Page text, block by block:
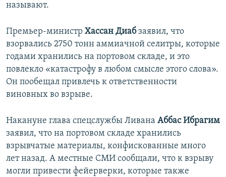
называют.
Премьер-министр Хассан Диабзаявил, что
взорвались 2750 тонн аммиачной селитры, которые
годами хранились на портовом складе, и это
повлекло «катастрофу в любом смысле этого слова».
Он пообещал привлечь к ответственности
виновных во взрыве.
Накануне глава спецслужбы Ливана Аббас Ибрагим
заявил, что на портовом складе хранились
взрывчатые материалы, конфискованные много
лет назад. А местные СМИ сообщали, что к взрыву
могли привести фейерверки, которые также